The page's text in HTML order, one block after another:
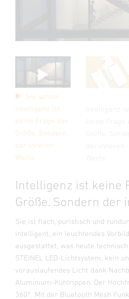
Sie sehen:
Intelligenz ist
keine Frage der
Größe. Sondern
der inneren
Werte.
Intelligenz ist keine
Größe. Sondern der
Sie ist flach, puristisch und
intelligent, ein leuchtendes
ausgestattet, was heute
STEINEL LED-Lichtsystem, kein
vorauslaufendes Licht dank
Aluminium-Kühlrippen. Der
360°. Mit der Bluetooth Mesh